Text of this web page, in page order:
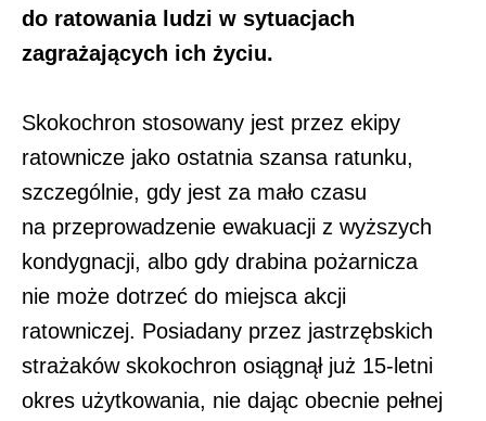
do ratowania ludzi w sytuacjach
zagrażających ich życiu.
Skokochron stosowany jest przez ekipy
ratownicze jako ostatnia szansa ratunku,
szczególnie, gdy jest za mało czasu
na przeprowadzenie ewakuacji z wyższych
kondygnacji, albo gdy drabina pożarnicza
nie może dotrzeć do miejsca akcji
ratowniczej. Posiadany przez jastrzębskich
strażaków skokochron osiągnął już 15-letni
okres użytkowania, nie dając obecnie pełnej